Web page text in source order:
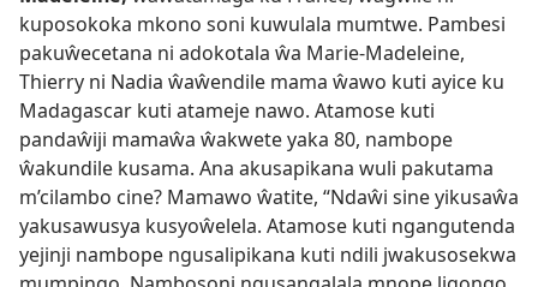
kuposokoka mkono soni kuwulala mumtwe. Pambesi
pakuŵecetana ni adokotala ŵa Marie-Madeleine,
Thierry ni Nadia ŵaŵendile mama ŵawo kuti ayice ku
Madagascar kuti atameje nawo. Atamose kuti
pandaŵiji mamaŵa ŵakwete yaka 80, nambope
ŵakundile kusama. Ana akusapikana wuli pakutama
m’cilambo cine? Mamawo ŵatite, “Ndaŵi sine yikusaŵa
yakusawusya kusyoŵelela. Atamose kuti ngangutenda
yejinji nambope ngusalipikana kuti ndili jwakusosekwa